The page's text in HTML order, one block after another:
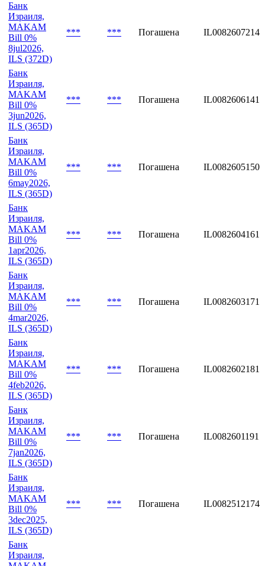
Банк
Израиля,
MAKAM
Bill 0%
8jul2026,
ILS (372D)
*** *** Погашена IL0082607214
Банк
Израиля,
MAKAM
Bill 0%
3jun2026,
ILS (365D)
*** *** Погашена IL0082606141
Банк
Израиля,
MAKAM
Bill 0%
6may2026,
ILS (365D)
*** *** Погашена IL0082605150
Банк
Израиля,
MAKAM
Bill 0%
1apr2026,
ILS (365D)
*** *** Погашена IL0082604161
Банк
Израиля,
MAKAM
Bill 0%
4mar2026,
ILS (365D)
*** *** Погашена IL0082603171
Банк
Израиля,
MAKAM
Bill 0%
4feb2026,
ILS (365D)
*** *** Погашена IL0082602181
Банк
Израиля,
MAKAM
Bill 0%
7jan2026,
ILS (365D)
*** *** Погашена IL0082601191
Банк
Израиля,
MAKAM
Bill 0%
3dec2025,
ILS (365D)
*** *** Погашена IL0082512174
Банк
Израиля,